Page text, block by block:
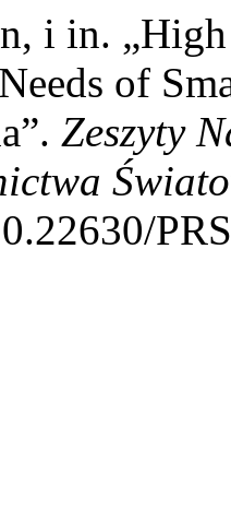
i in.
of
Zeszyty